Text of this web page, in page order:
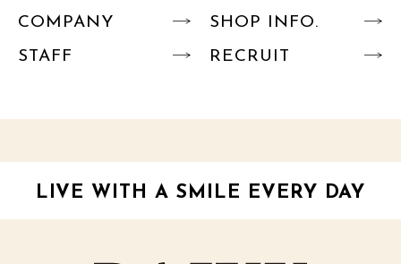
COMPANY
SHOP INFO.
STAFF
RECRUIT
LIVE WITH A SMILE EVERY DAY